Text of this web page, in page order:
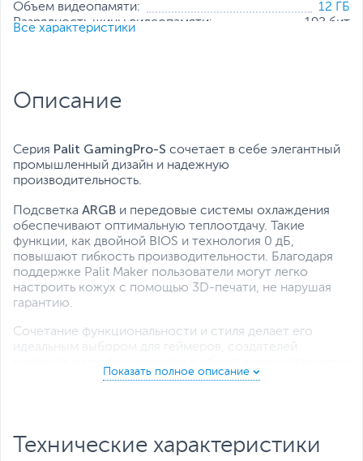
Объем видеопамяти:
12 ГБ
Разрядность шины видеопамяти:
192 бит
Все характеристики
Описание
Серия Palit GamingPro-S сочетает в себе элегантный
промышленный дизайн и надежную
производительность.
Подсветка ARGB и передовые системы охлаждения
обеспечивают оптимальную теплоотдачу. Такие
функции, как двойной BIOS и технология 0 дБ,
повышают гибкость производительности. Благодаря
поддержке Palit Maker пользователи могут легко
настроить кожух с помощью 3D-печати, не нарушая
гарантию.
Сочетание функциональности и стиля делает его
идеальным выбором для геймеров, создателей
создателям контента революционные возможности
искусственного интеллекта.
Технические характеристики